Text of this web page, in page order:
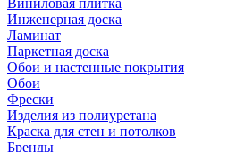
Виниловая плитка
Инженерная доска
Ламинат
Паркетная доска
Обои и настенные покрытия
Обои
Фрески
Изделия из полиуретана
Краска для стен и потолков
Бренды